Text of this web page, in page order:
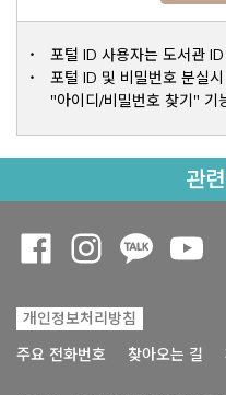
포털 ID 사용자는 도서관
포털 ID 및 비밀번호 분실시
"아이디/비밀번호 찾기" 기
관
개인정보처리방침
주요 전화번호
찾아오는 길
Opens a new window
Opens a new
Opens